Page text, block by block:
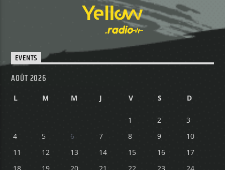
EVENTS
AOÛT 2026
L M M J V S D
1 2
3
4
5 6 7 8 9
10
11
12 13 14 15 16
17